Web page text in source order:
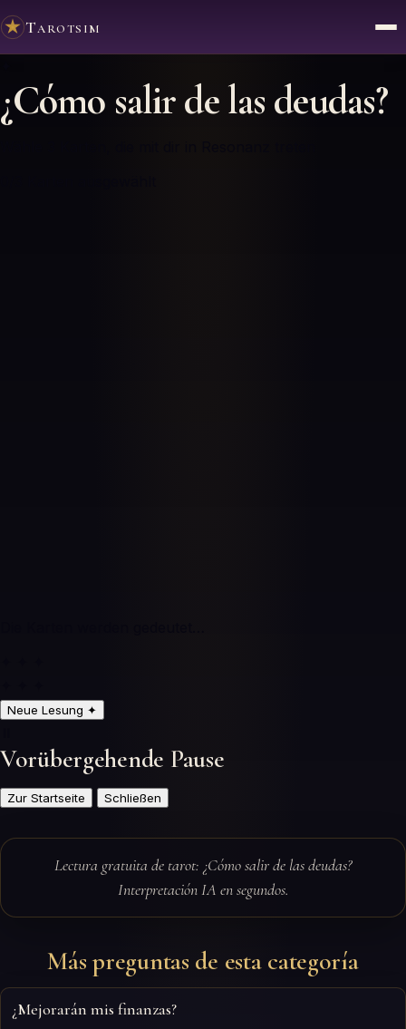
Tarotsim
¿Cómo salir de las deudas?
Neue Lesung ✦
Vorübergehende Pause
Zur Startseite Schließen
Lectura gratuita de tarot: ¿Cómo salir de las deudas?
Interpretación IA en segundos.
Más preguntas de esta categoría
¿Mejorarán mis finanzas?